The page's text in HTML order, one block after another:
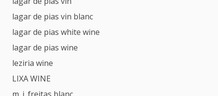
lagar de pias vin blanc
lagar de pias white wine
lagar de pias wine
leziria wine
LIXA WINE